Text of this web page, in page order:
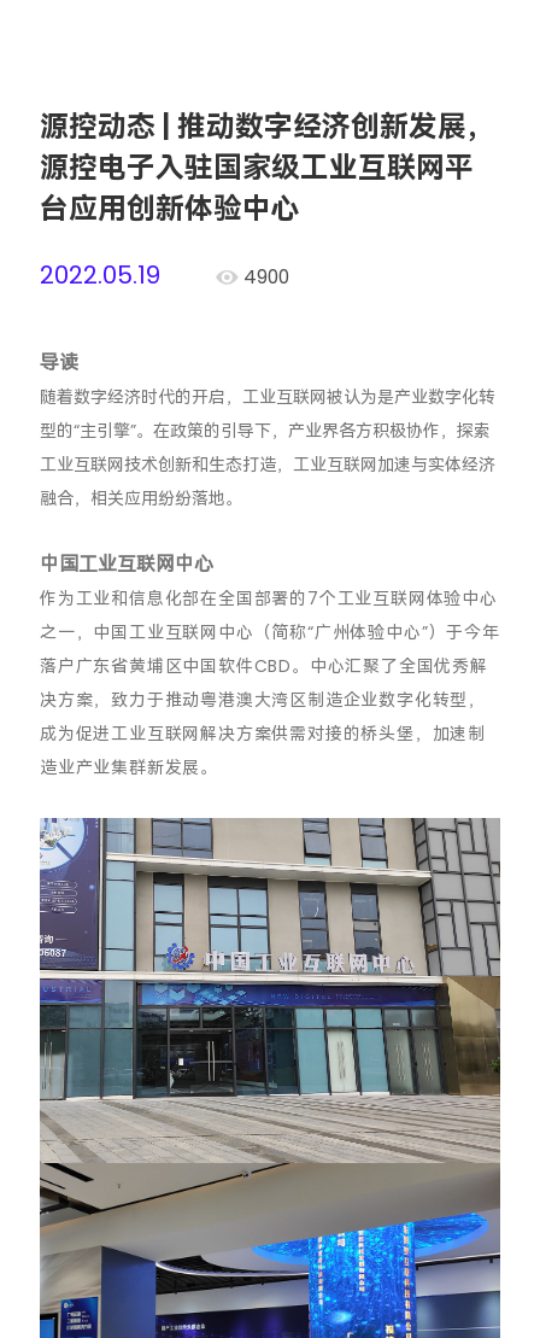
源控动态 | 推动数字经济创新发展，
源控电子入驻国家级工业互联网平
台应用创新体验中心
2022.05.19
4900
导读
随着数字经济时代的开启，工业互联网被认为是产业数字化转
型的“主引擎”。在政策的引导下，产业界各方积极协作，探索
工业互联网技术创新和生态打造，工业互联网加速与实体经济
融合，相关应用纷纷落地。
中国工业互联网中心
作为工业和信息化部在全国部署的7个工业互联网体验中心
之一，中国工业互联网中心（简称“广州体验中心”）于今年
落户广东省黄埔区中国软件CBD。 中心汇聚了全国优秀解
决方案，致力于推动粤港澳大湾区制造企业数字化转型，
成为促进工业互联网解决方案供需对接的桥头堡，加速制
造业产业集群新发展。